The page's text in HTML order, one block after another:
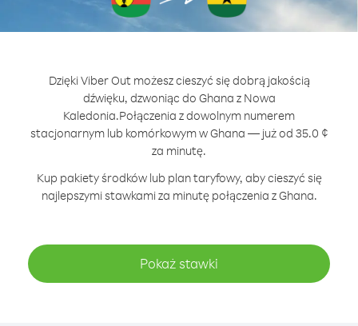
Dzięki Viber Out możesz cieszyć się dobrą jakością
dźwięku, dzwoniąc do Ghana z Nowa
Kaledonia.Połączenia z dowolnym numerem
stacjonarnym lub komórkowym w Ghana — już od 35.0 ¢
za minutę.
Kup pakiety środków lub plan taryfowy, aby cieszyć się
najlepszymi stawkami za minutę połączenia z Ghana.
Pokaż stawki